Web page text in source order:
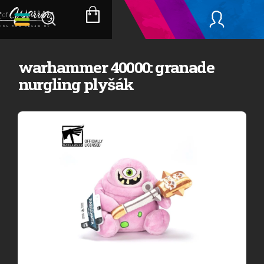
Přejít
na
obsah
NÁKUPNÍ
KOŠÍK
warhammer 40000: granade
nurgling plyšák